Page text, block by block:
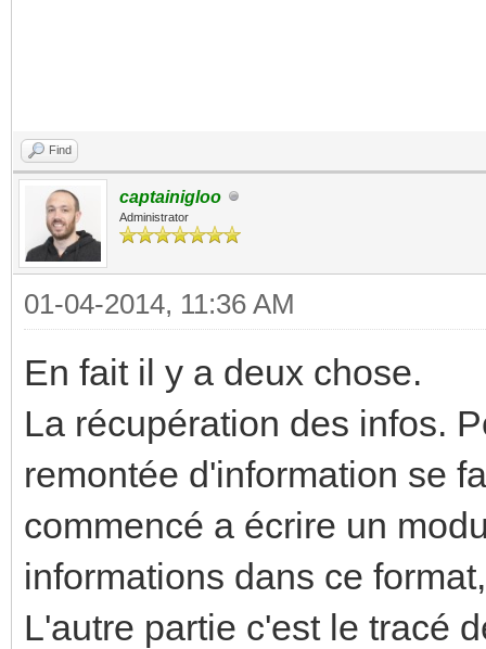
Find
captainigloo
Administrator
01-04-2014, 11:36 AM
En fait il y a deux chose.
La récupération des infos.
remontée d'information se
commencé a écrire un
informations dans ce
L'autre partie c'est le tracé